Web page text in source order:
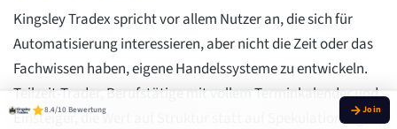
Kingsley Tradex spricht vor allem Nutzer an, die sich für
Automatisierung interessieren, aber nicht die Zeit oder das
Fachwissen haben, eigene Handelssysteme zu entwickeln.
Teilzeit-Trader, Berufstätige mit vollem Terminkalender und
Einsteiger, die Wert auf Struktur statt auf Spekulation legen,
8.4/10 Bewertung